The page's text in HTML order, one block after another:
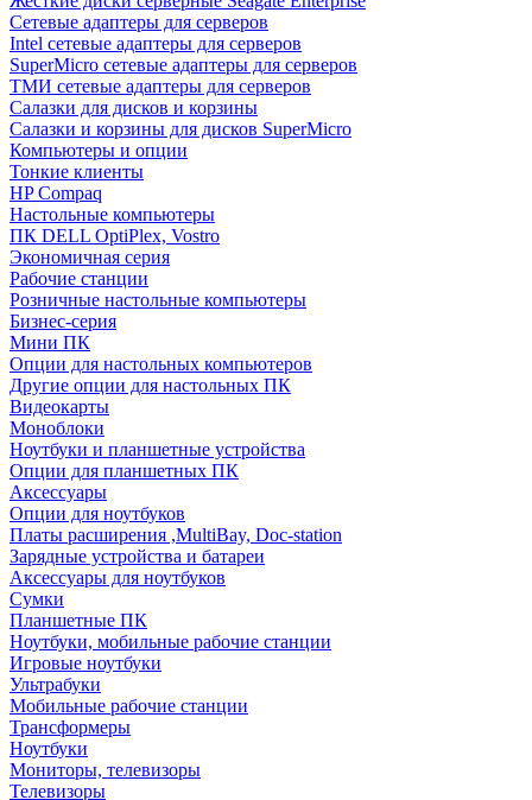
Сетевые адаптеры для серверов
Intel сетевые адаптеры для серверов
SuperMicro сетевые адаптеры для серверов
ТМИ сетевые адаптеры для серверов
Салазки для дисков и корзины
Салазки и корзины для дисков SuperMicro
Компьютеры и опции
Тонкие клиенты
HP Compaq
Настольные компьютеры
ПК DELL OptiPlex, Vostro
Экономичная серия
Рабочие станции
Розничные настольные компьютеры
Бизнес-серия
Мини ПК
Опции для настольных компьютеров
Другие опции для настольных ПК
Видеокарты
Моноблоки
Ноутбуки и планшетные устройства
Опции для планшетных ПК
Аксессуары
Опции для ноутбуков
Платы расширения ,MultiBay, Doc-station
Зарядные устройства и батареи
Аксессуары для ноутбуков
Сумки
Планшетные ПК
Ноутбуки, мобильные рабочие станции
Игровые ноутбуки
Ультрабуки
Мобильные рабочие станции
Трансформеры
Ноутбуки
Мониторы, телевизоры
Телевизоры